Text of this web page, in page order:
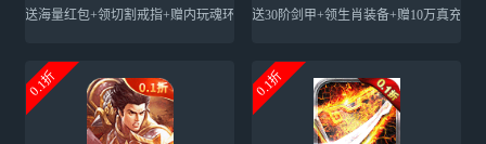
送海量红包+领切割戒指+赠内玩魂环
送30阶剑甲+领生肖装备+赠10万真充
0.1折 0.1折